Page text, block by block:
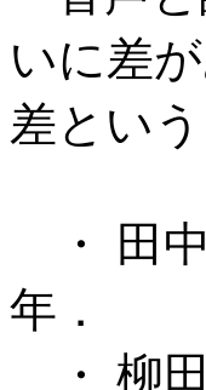
いに差
差とい
・ 田
年．
・ 柳